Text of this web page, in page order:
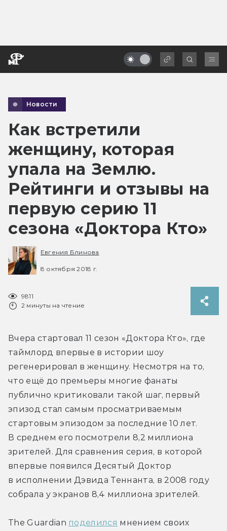
Новости
Как встретили
женщину, которая
упала на Землю.
Рейтинги и отзывы на
первую серию 11
сезона «Доктора Кто»
Евгения Блинова
8 октября 2018 г.
9811
2 минуты на чтение
Вчера стартовал 11 сезон «Доктора Кто», где
таймлорд впервые в истории шоу
регенерировал в женщину. Несмотря на то,
что ещё до премьеры многие фанаты
публично критиковали такой шаг, первый
эпизод стал самым просматриваемым
стартовым эпизодом за последние 10 лет.
В среднем его посмотрели 8,2 миллиона
зрителей. Для сравнения серия, в которой
впервые появился Десятый Доктор
в исполнении Дэвида Теннанта, в 2008 году
собрала у экранов 8,4 миллиона зрителей.
The Guardian поделился мнением своих